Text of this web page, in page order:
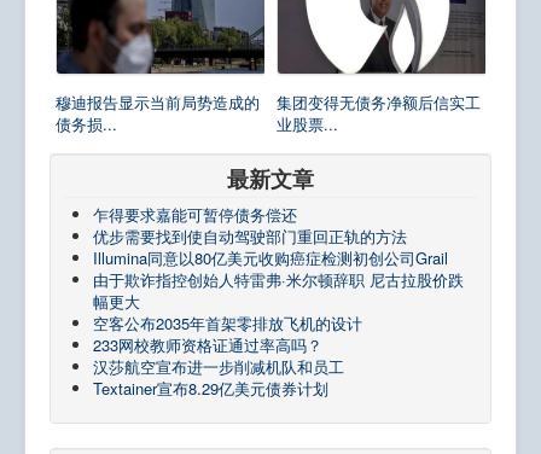
穆迪报告显示当前局势造成的
债务损...
集团变得无债务净额后信实工
业股票...
最新文章
乍得要求嘉能可暂停债务偿还
优步需要找到使自动驾驶部门重回正轨的方法
Illumina同意以80亿美元收购癌症检测初创公司Grail
由于欺诈指控创始人特雷弗·米尔顿辞职 尼古拉股价跌
幅更大
空客公布2035年首架零排放飞机的设计
233网校教师资格证通过率高吗？
汉莎航空宣布进一步削减机队和员工
Textainer宣布8.29亿美元债券计划